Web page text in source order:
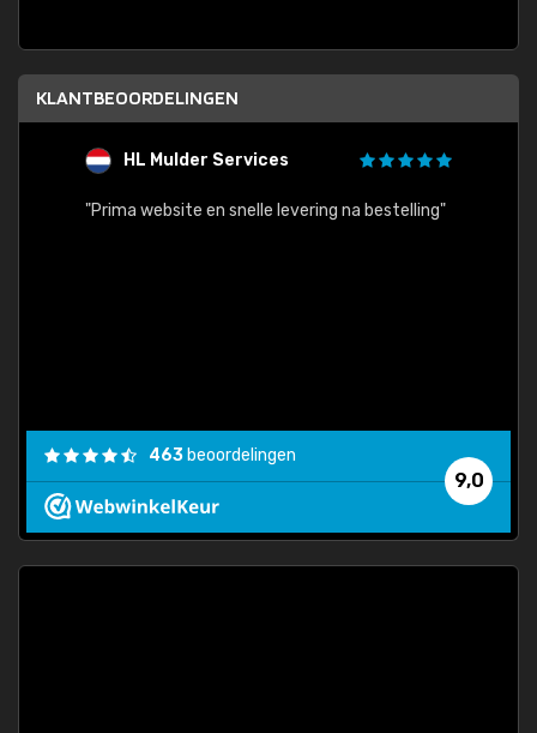
KLANTBEOORDELINGEN
HL Mulder Services
"Prima website en snelle levering na bestelling"
9,0
463 beoordelingen